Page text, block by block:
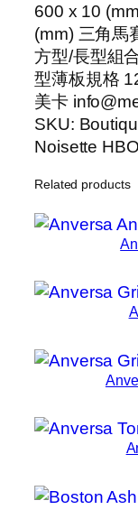
600 x 10
(mm) 三角馬
方型/長型組
型薄板規格
美卡
SKU:
Noisette
Related products